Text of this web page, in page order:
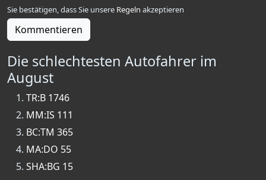
Sie bestätigen, dass Sie unsere Regeln akzeptieren
Kommentieren
Die schlechtesten Autofahrer im
August
TR:B 1746
MM:IS 111
BC:TM 365
MA:DO 55
SHA:BG 15